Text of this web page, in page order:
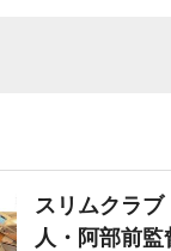
スリムクラ
人・阿部前